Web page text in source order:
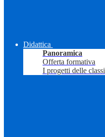
Didattica
Panoramica
Offerta formativa
I progetti delle classi